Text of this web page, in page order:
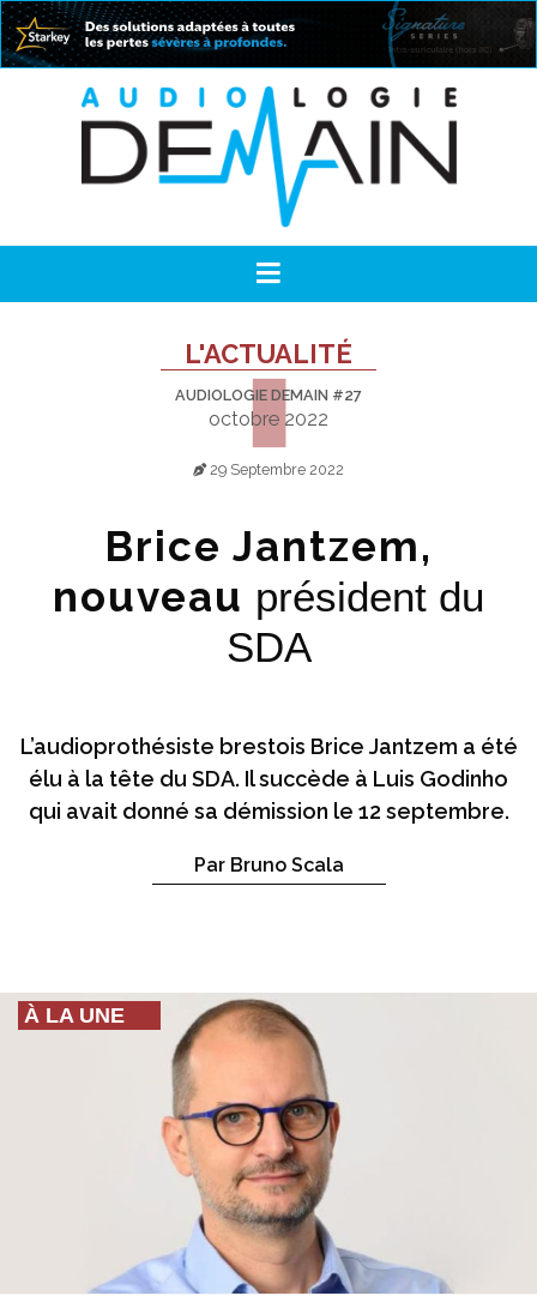
L'ACTUALITÉ
AUDIOLOGIE DEMAIN #27
octobre 2022
29 Septembre 2022
Brice Jantzem,
nouveau président du
SDA
L’audioprothésiste brestois Brice Jantzem a été
élu à la tête du SDA. Il succède à Luis Godinho
qui avait donné sa démission le 12 septembre.
Par Bruno Scala
À LA UNE